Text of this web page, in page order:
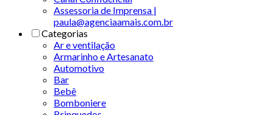
Assessoria de Imprensa |
paula@agenciaamais.com.br
Categorias
Ar e ventilação
Armarinho e Artesanato
Automotivo
Bar
Bebê
Bomboniere